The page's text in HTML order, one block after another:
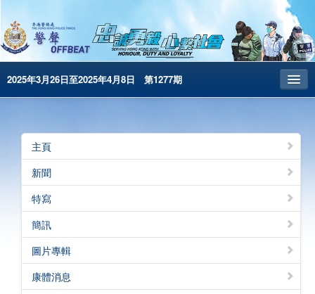
2025年3月26日至2025年4月8日 第1277期
昔日警聲
警務處主頁
简体版
English
電子書版
警聲特刊
主頁
新聞
特寫
簡訊
圖片專輯
康體消息